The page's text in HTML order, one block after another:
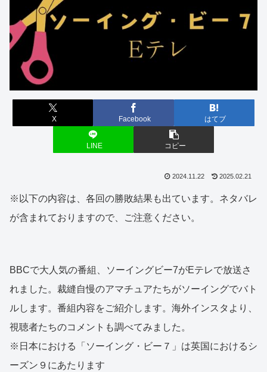
X Facebook はてブ
LINE コピー
2024.11.22 2025.02.21
※以下の内容は、各回の勝敗結果も出ています。ネタバレ
が含まれておりますので、ご注意ください。
BBCで大人気の番組、ソーイングビー7がEテレで放送さ
れました。裁縫自慢のアマチュアたちがソーイングでバト
ルします。番組内容をご紹介します。海外インスタより、
視聴者たちのコメントも調べてみました。
※日本における「ソーイング・ビー７」は英国におけるシ
ーズン９にあたります